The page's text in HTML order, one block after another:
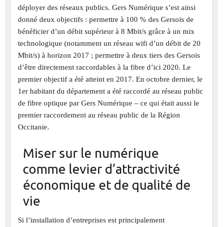
déployer des réseaux publics. Gers Numérique s’est ainsi
donné deux objectifs : permettre à 100 % des Gersois de
bénéficier d’un débit supérieur à 8 Mbit/s grâce à un mix
technologique (notamment un réseau wifi d’un débit de 20
Mbit/s) à horizon 2017 ; permettre à deux tiers des Gersois
d’être directement raccordables à la fibre d’ici 2020. Le
premier objectif a été atteint en 2017. En octobre dernier, le
1er habitant du département a été raccordé au réseau public
de fibre optique par Gers Numérique – ce qui était aussi le
premier raccordement au réseau public de la Région
Occitanie.
Miser sur le numérique
comme levier d’attractivité
économique et de qualité de
vie
Si l’installation d’entreprises est principalement